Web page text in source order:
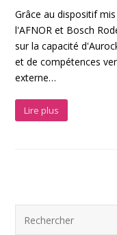
Grâce au dispositif
l'AFNOR et Bosch
sur la capacité
et de compétences
externe…
Lire plus